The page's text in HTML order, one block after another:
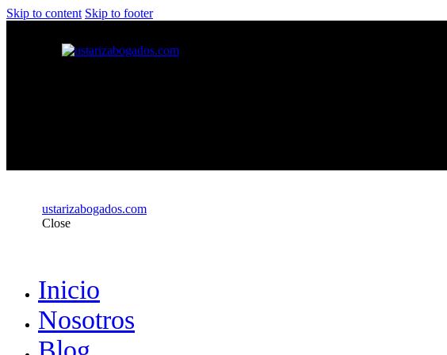
Skip to content Skip to footer
ustarizabogados.com
Close
Inicio
Nosotros